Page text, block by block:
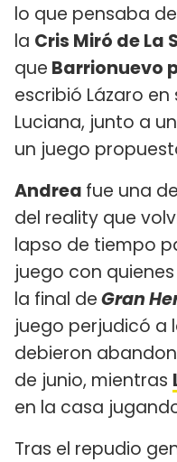
lo que pensaba
la Cris Miró de La
que Barrionuevo
escribió Lázaro
Luciana, junto a
un juego
Andrea fue una
del reality que
lapso de tiempo
juego con
la final deGran
juego perjudicó a
debieron
de junio, mientras
en la casa
Tras el repudio